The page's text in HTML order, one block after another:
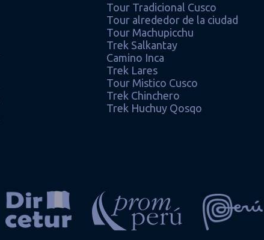
Tour Tradicional Cusco
Tour alrededor de la ciudad
Tour Machupicchu
Trek Salkantay
Camino Inca
Trek Lares
Tour Mistico Cusco
Trek Chinchero
Trek Huchuy Qosqo